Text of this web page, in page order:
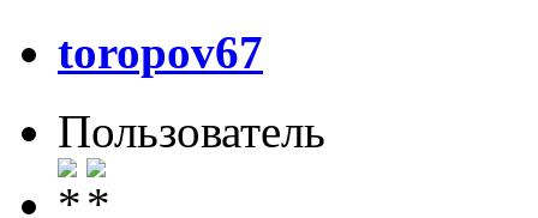
toropov67
Пользователь